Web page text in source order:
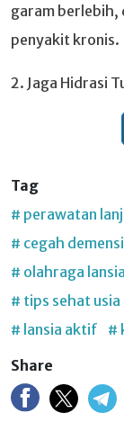
garam berlebih,
penyakit kronis.
2. Jaga Hidrasi
Tag
# perawatan
# cegah
# olahraga
# tips sehat usia
# lansia aktif
#
Share